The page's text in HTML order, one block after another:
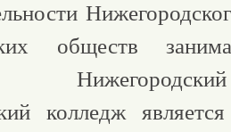
обществ
колледж